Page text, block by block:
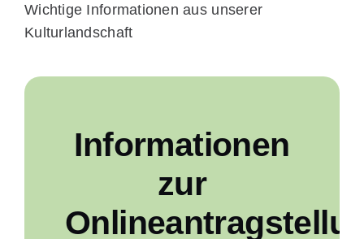
Wichtige Informationen aus unserer
Kulturlandschaft
Informationen
zur